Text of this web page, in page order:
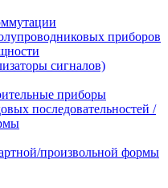
приборов
сигналов)
приборы
последовательностей /
произвольной формы